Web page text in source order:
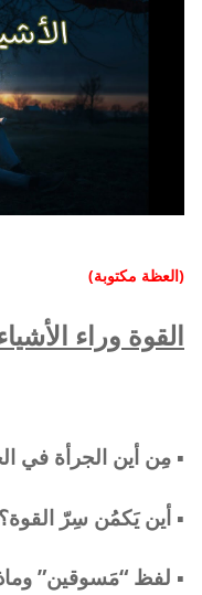
(العظة مكتوبة)
القوة وراء
▪︎ مِن أين الجرأة في
▪︎ أين يَكمُن سِرّ القوة؟
▪︎ لفظ “مَسوقين”